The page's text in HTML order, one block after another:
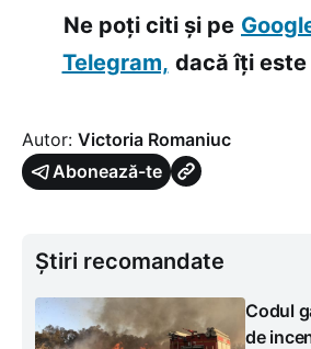
Ne poți citi și pe
Telegram, dacă îți
Autor: Victoria Romaniuc
Abonează-te
Știri recomandate
Codul
de